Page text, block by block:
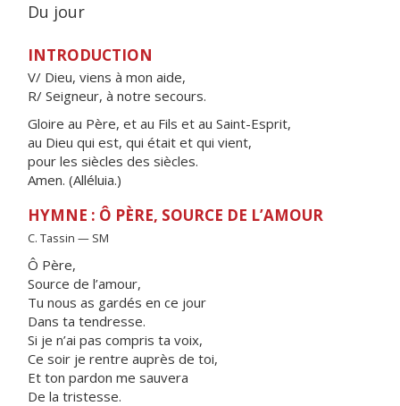
Du jour
INTRODUCTION
V/ Dieu, viens à mon aide,
R/ Seigneur, à notre secours.
Gloire au Père, et au Fils et au Saint-Esprit,
au Dieu qui est, qui était et qui vient,
pour les siècles des siècles.
Amen. (Alléluia.)
HYMNE : Ô PÈRE, SOURCE DE L’AMOUR
C. Tassin — SM
Ô Père,
Source de l’amour,
Tu nous as gardés en ce jour
Dans ta tendresse.
Si je n’ai pas compris ta voix,
Ce soir je rentre auprès de toi,
Et ton pardon me sauvera
De la tristesse.